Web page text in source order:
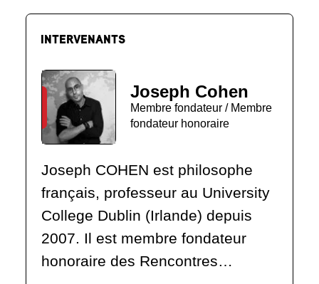
INTERVENANTS
Joseph Cohen
Membre fondateur / Membre
fondateur honoraire
Joseph COHEN est philosophe
français, professeur au University
College Dublin (Irlande) depuis
2007. Il est membre fondateur
honoraire des Rencontres…